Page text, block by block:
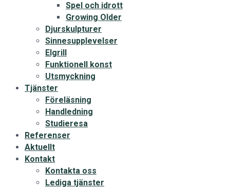
Spel och idrott
Growing Older
Djurskulpturer
Sinnesupplevelser
Elgrill
Funktionell konst
Utsmyckning
Tjänster
Föreläsning
Handledning
Studieresa
Referenser
Aktuellt
Kontakt
Kontakta oss
Lediga tjänster